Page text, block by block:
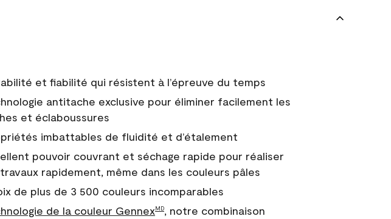
et fiabilité qui résistent à l’épreuve du temps
antitache exclusive pour éliminer facilement les
et éclaboussures
imbattables de fluidité et d’étalement
pouvoir couvrant et séchage rapide pour réaliser
rapidement, même dans les couleurs pâles
de plus de 3 500 couleurs incomparables
de la couleur GennexMD, notre combinaison